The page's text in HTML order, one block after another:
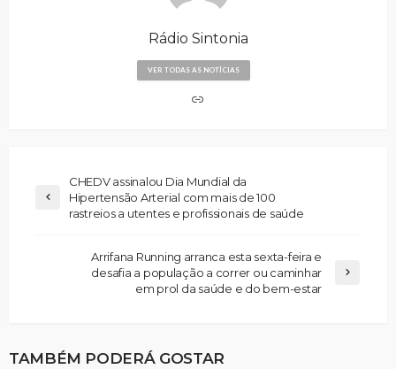
Rádio Sintonia
VER TODAS AS NOTÍCIAS
CHEDV assinalou Dia Mundial da
Hipertensão Arterial com mais de 100
rastreios a utentes e profissionais de saúde
Arrifana Running arranca esta sexta-feira e
desafia a população a correr ou caminhar
em prol da saúde e do bem-estar
TAMBÉM PODERÁ GOSTAR